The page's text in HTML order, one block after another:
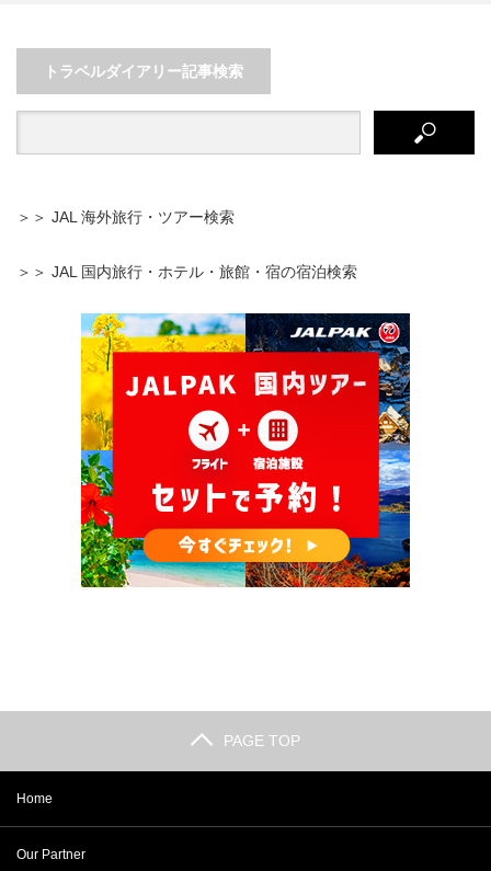
アフター6を満喫しよう！新橋・
銀座で食べて楽しむプチ旅行…
トラベルダイアリー記事検索
＞＞ JAL 海外旅行・ツアー検索
＞＞ JAL 国内旅行・ホテル・旅館・宿の宿泊検索
PAGE TOP
Home
Our Partner